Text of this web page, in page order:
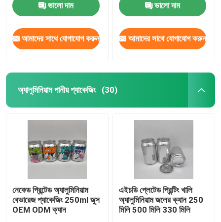
ভালো দাম
আমাদের সাথে যোগাযোগ করুন
ভালো দাম
আমাদের সাথে যোগাযোগ করুন
অ্যালুমিনিয়াম পানীয় প্যাকেজিং (30)
নেকেড প্রিন্টেড অ্যালুমিনিয়াম
বেভারেজ প্যাকেজিং 250ml জুস
OEM ODM ক্যান
এইচডি প্লেটেড প্রিন্টিং খালি
অ্যালুমিনিয়াম জলের ক্যান 250
মিলি 500 মিলি 330 মিলি